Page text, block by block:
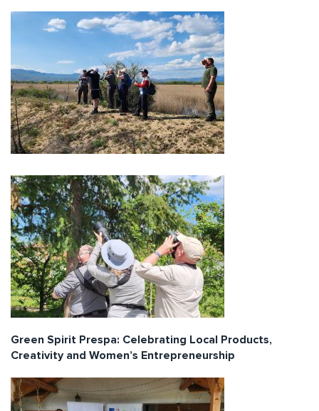
Green Spirit Prespa: Celebrating Local Products,
Creativity and Women’s Entrepreneurship